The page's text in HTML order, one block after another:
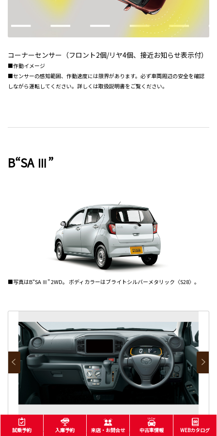
コーナーセンサー（フロント2個/リヤ4個、接近お知らせ表示付）
■作動イメージ
■センサーの感知範囲、作動速度には限界があります。必ず車両周辺の安全を確認
しながら運転してください。詳しくは取扱説明書をご覧ください。
B“SA Ⅲ”
■写真はB“SA Ⅲ” 2WD。 ボディカラーはブライトシルバーメタリック〈S28〉。
■写真はB“SA Ⅲ” 2WD。 ボディカラーはブライトシルバーメタリック〈S28〉。
試乗予約 入庫予約 来店・お問合せ 中古車情報 WEBカタログ